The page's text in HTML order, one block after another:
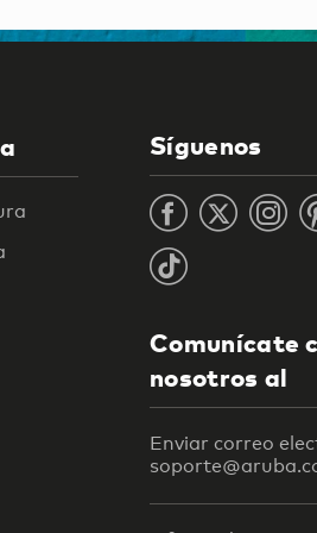
Síguenos
Comunícate
nosotros al
Enviar correo